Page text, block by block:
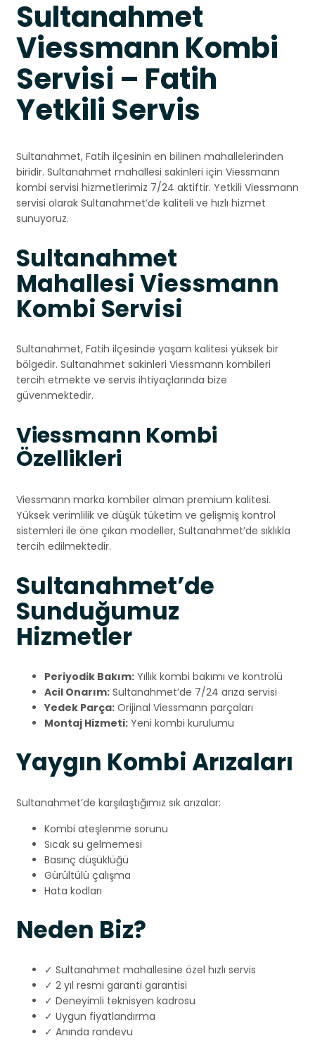
Sultanahmet
Viessmann Kombi
Servisi – Fatih
Yetkili Servis
Sultanahmet, Fatih ilçesinin en bilinen mahallelerinden
biridir. Sultanahmet mahallesi sakinleri için Viessmann
kombi servisi hizmetlerimiz 7/24 aktiftir. Yetkili Viessmann
servisi olarak Sultanahmet’de kaliteli ve hızlı hizmet
sunuyoruz.
Sultanahmet
Mahallesi Viessmann
Kombi Servisi
Sultanahmet, Fatih ilçesinde yaşam kalitesi yüksek bir
bölgedir. Sultanahmet sakinleri Viessmann kombileri
tercih etmekte ve servis ihtiyaçlarında bize
güvenmektedir.
Viessmann Kombi
Özellikleri
Viessmann marka kombiler alman premium kalitesi.
Yüksek verimlilik ve düşük tüketim ve gelişmiş kontrol
sistemleri ile öne çıkan modeller, Sultanahmet’de sıklıkla
tercih edilmektedir.
Sultanahmet’de
Sunduğumuz
Hizmetler
Periyodik Bakım: Yıllık kombi bakımı ve kontrolü
Acil Onarım: Sultanahmet’de 7/24 arıza servisi
Yedek Parça: Orijinal Viessmann parçaları
Montaj Hizmeti: Yeni kombi kurulumu
Yaygın Kombi Arızaları
Sultanahmet’de karşılaştığımız sık arızalar:
Kombi ateşlenme sorunu
Sıcak su gelmemesi
Basınç düşüklüğü
Gürültülü çalışma
Hata kodları
Neden Biz?
✓ Sultanahmet mahallesine özel hızlı servis
✓ 2 yıl resmi garanti garantisi
✓ Deneyimli teknisyen kadrosu
✓ Uygun fiyatlandırma
✓ Anında randevu